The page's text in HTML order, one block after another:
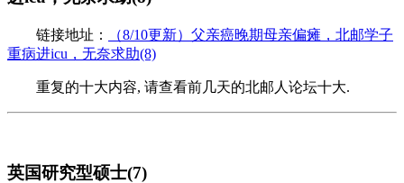
链接地址：
（8/10更新）父亲癌晚期母亲偏瘫，北邮学子
重病进icu，无奈求助(8)
重复的十大内容, 请查看前几天的北邮人论坛十大.
英国研究型硕士(7)